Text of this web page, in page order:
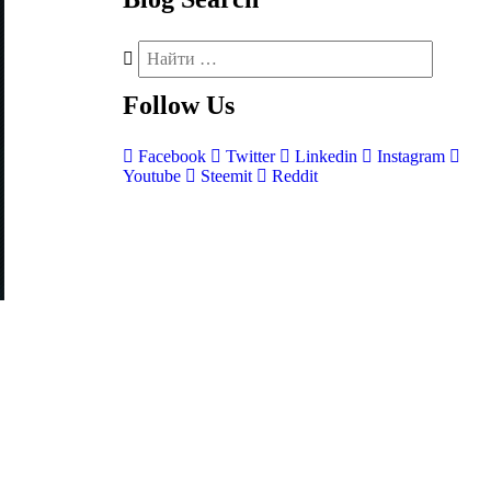
Follow Us
Facebook Twitter Linkedin
Instagram
Youtube
Steemit Reddit